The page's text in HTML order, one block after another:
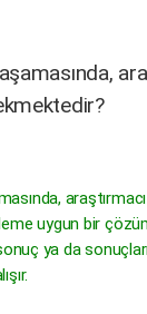
uygun bir
ya da